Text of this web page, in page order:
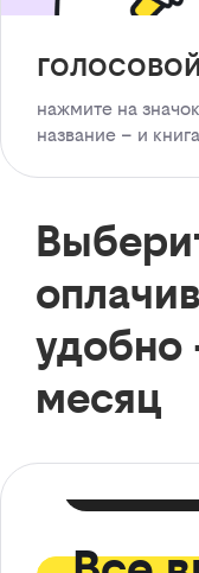
нажмите на
название – и
удобно
месяц